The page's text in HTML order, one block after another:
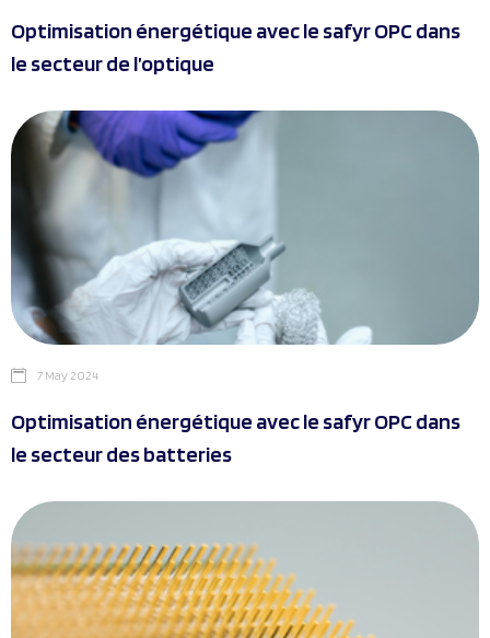
Optimisation énergétique avec le safyr OPC dans
le secteur de l’optique
Optimisation énergétique avec le safyr OPC dans
le secteur des batteries
7 May 2024